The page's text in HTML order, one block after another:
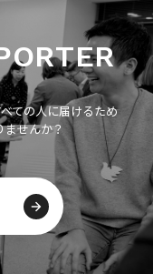
ての人に届けるため
せんか？